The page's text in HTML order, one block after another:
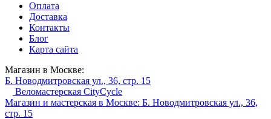
Оплата
Доставка
Контакты
Блог
Карта сайта
Магазин в Москве:
Б. Новодмитровская ул., 36, стр. 15
Веломастерская CityCycle
Магазин и мастерская в Москве: Б. Новодмитровская ул., 36,
стр. 15